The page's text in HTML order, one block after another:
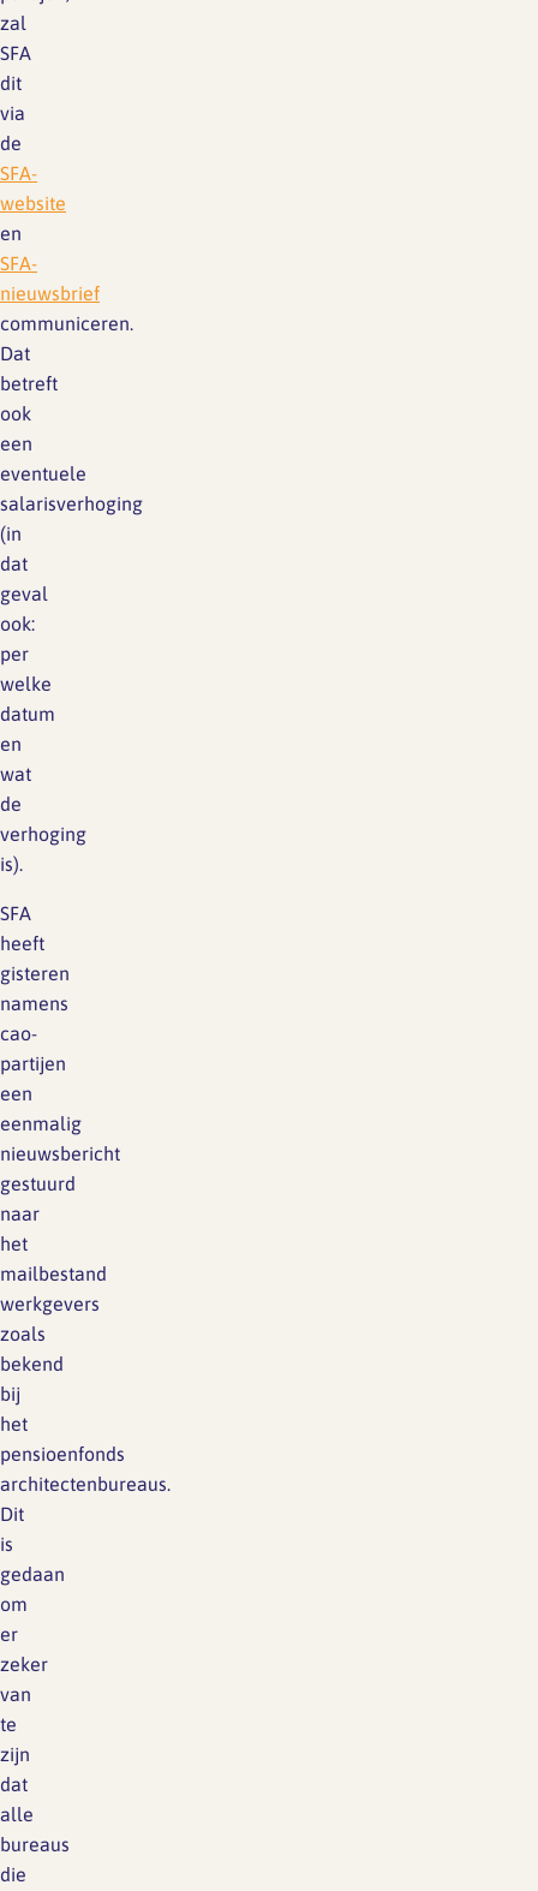
zal
SFA
dit
via
de
SFA-
website
en
SFA-
nieuwsbrief
communiceren.
Dat
betreft
ook
een
eventuele
salarisverhoging
(in
dat
geval
ook:
per
welke
datum
en
wat
de
verhoging
is).
SFA
heeft
gisteren
namens
cao-
partijen
een
eenmalig
nieuwsbericht
gestuurd
naar
het
mailbestand
werkgevers
zoals
bekend
bij
het
pensioenfonds
architectenbureaus.
Dit
is
gedaan
om
er
zeker
van
te
zijn
dat
alle
bureaus
die